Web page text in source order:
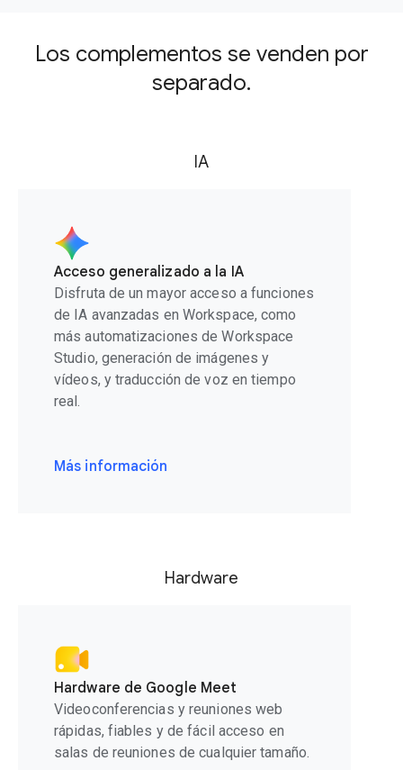
Los complementos se venden por
separado.
IA
Acceso generalizado a la IA
Disfruta de un mayor acceso a funciones
de IA avanzadas en Workspace, como
más automatizaciones de Workspace
Studio, generación de imágenes y
vídeos, y traducción de voz en tiempo
real.
Más información
Hardware
Hardware de Google Meet
Videoconferencias y reuniones web
rápidas, fiables y de fácil acceso en
salas de reuniones de cualquier tamaño.